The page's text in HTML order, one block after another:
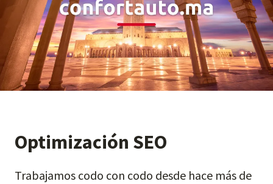
Optimización SEO
Trabajamos codo con codo desde hace más de